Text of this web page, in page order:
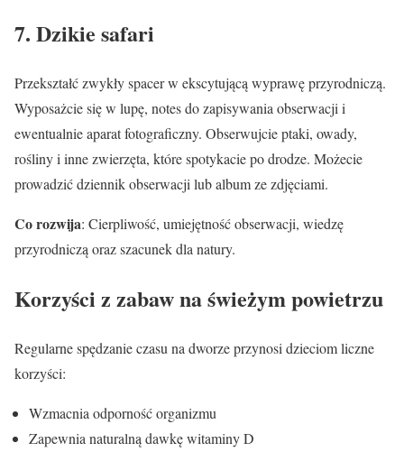
7. Dzikie safari
Przekształć zwykły spacer w ekscytującą wyprawę przyrodniczą.
Wyposażcie się w lupę, notes do zapisywania obserwacji i
ewentualnie aparat fotograficzny. Obserwujcie ptaki, owady,
rośliny i inne zwierzęta, które spotykacie po drodze. Możecie
prowadzić dziennik obserwacji lub album ze zdjęciami.
Co rozwija: Cierpliwość, umiejętność obserwacji, wiedzę
przyrodniczą oraz szacunek dla natury.
Korzyści z zabaw na świeżym powietrzu
Regularne spędzanie czasu na dworze przynosi dzieciom liczne
korzyści:
Wzmacnia odporność organizmu
Zapewnia naturalną dawkę witaminy D